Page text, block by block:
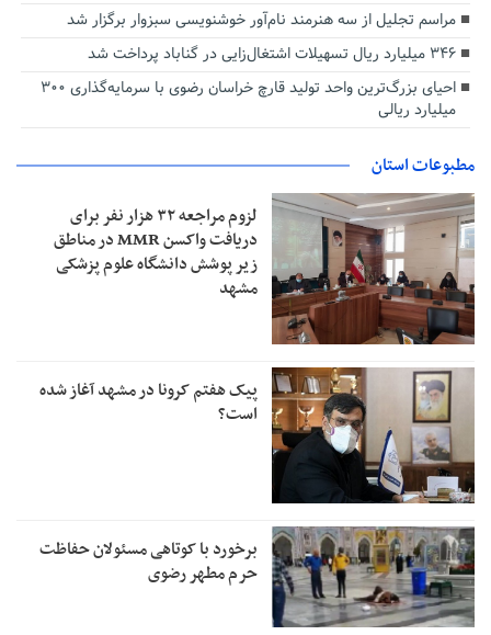
مراسم تجلیل از سه هنرمند نام‌آور خوشنویسی سبزوار برگزار شد
۳۴۶ میلیارد ریال تسهیلات اشتغال‌زایی در گناباد پرداخت شد
احیای بزرگ‌ترین واحد تولید قارچ خراسان رضوی با سرمایه‌گذاری ۳۰۰
میلیارد ریالی
مطبوعات استان
لزوم مراجعه ۳۲ هزار نفر برای
دریافت واکسن MMR در مناطق
زیر پوشش دانشگاه علوم پزشکی
مشهد
پیک هفتم کرونا در مشهد آغاز شده
است؟
برخورد با کوتاهی مسئولان حفاظت
حرم مطهر رضوی